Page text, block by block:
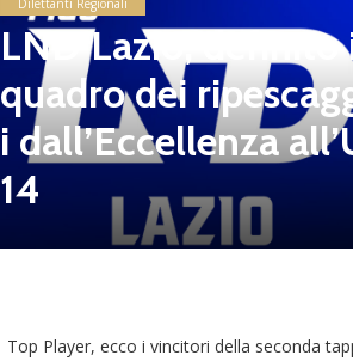
Dilettanti Regionali
LND Lazio, definito
quadro dei
i dall’Eccellenza
14
Top Player, ecco i vincitori della seconda